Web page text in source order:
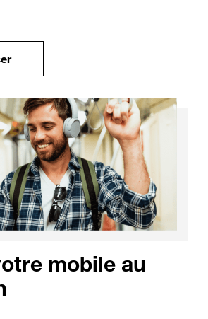
pour Transférer vos données sur
mobile au